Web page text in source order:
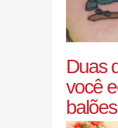
Duas
você